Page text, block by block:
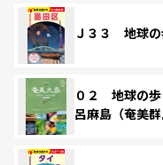
Ｊ３３ 地球
０２ 地球の
呂麻島（奄美